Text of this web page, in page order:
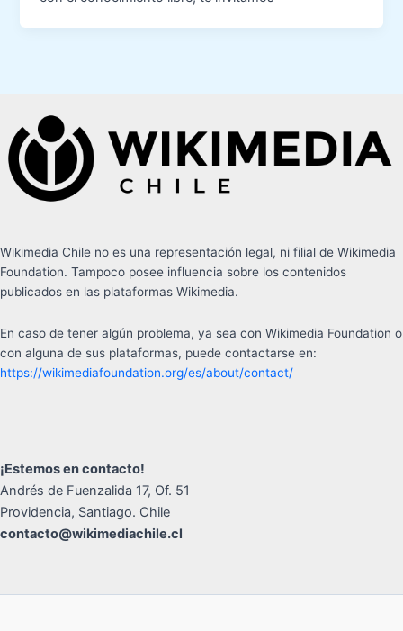
Wikimedia Chile no es una representación legal, ni filial de Wikimedia
Foundation. Tampoco posee influencia sobre los contenidos
publicados en las plataformas Wikimedia.
En caso de tener algún problema, ya sea con Wikimedia Foundation o
con alguna de sus plataformas, puede contactarse en:
https://wikimediafoundation.org/es/about/contact/
¡Estemos en contacto!
Andrés de Fuenzalida 17, Of. 51
Providencia, Santiago. Chile
contacto@wikimediachile.cl